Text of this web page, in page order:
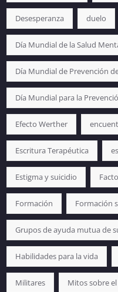
Desesperanza duelo
Día Mundial de la Salud
Día Mundial de Prevención
Día Mundial para la
Efecto Werther
Escritura Terapéutica
Estigma y suicidio
Formación Formación
Grupos de ayuda mutua de
Habilidades para la vida
Militares Mitos sobre